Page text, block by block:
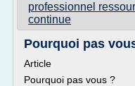
professionnel
continue
Pourquoi pas
Article
Pourquoi pas vous ?